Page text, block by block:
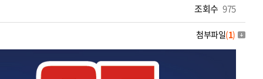
조회수 975
첨부파일(1)